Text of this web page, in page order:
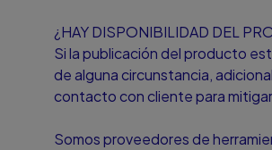
¿HAY DISPONIBILIDAD DEL
Si la publicación del producto
de alguna circunstancia,
contacto con cliente para
Somos proveedores de